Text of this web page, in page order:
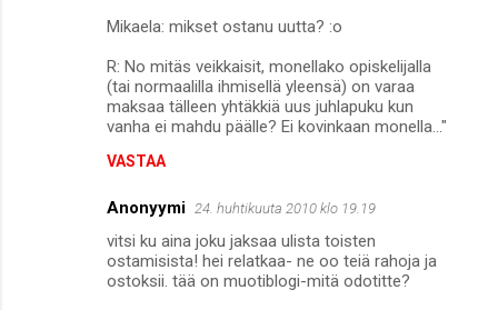
Mikaela: mikset ostanu uutta? :o
R: No mitäs veikkaisit, monellako opiskelijalla
(tai normaalilla ihmisellä yleensä) on varaa
maksaa tälleen yhtäkkiä uus juhlapuku kun
vanha ei mahdu päälle? Ei kovinkaan monella..."
VASTAA
Anonyymi 24. huhtikuuta 2010 klo 19.19
vitsi ku aina joku jaksaa ulista toisten
ostamisista! hei relatkaa- ne oo teiä rahoja ja
ostoksii. tää on muotiblogi-mitä odotitte?